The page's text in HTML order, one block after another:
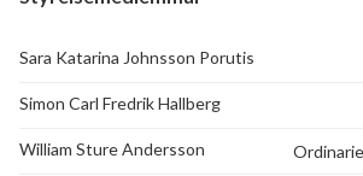
Sara Katarina Johnsson Porutis
Simon Carl Fredrik Hallberg
William Sture Andersson